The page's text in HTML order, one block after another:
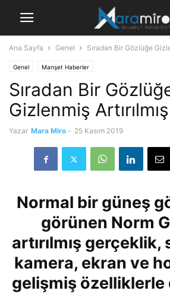
Ana Sayfa Genel Sıradan Bir Gözlüğe
Genel Manşet Haberler
Sıradan Bir
Gizlenmiş
Yazar Mara Miro - 25 Kasım 2019
Normal bir güneş
görünen Norm
artırılmış gerçeklik,
kamera, ekran ve
gelişmiş özelliklerle